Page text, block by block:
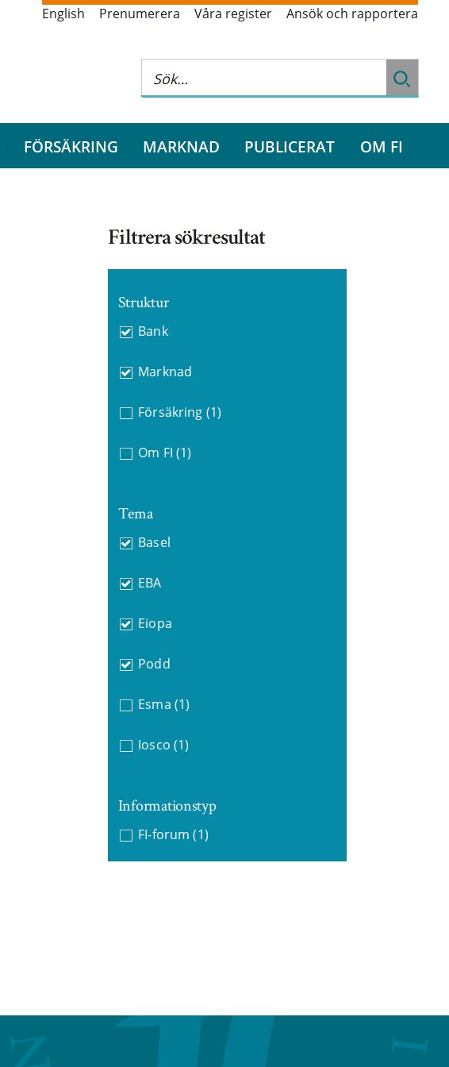
English Prenumerera Våra register Ansök och rapportera
FÖRSÄKRING MARKNAD PUBLICERAT OM FI
Filtrera sökresultat
Struktur
Bank
Marknad
Försäkring (1)
Om FI (1)
Tema
Basel
EBA
Eiopa
Podd
Esma (1)
Iosco (1)
Informationstyp
FI-forum (1)